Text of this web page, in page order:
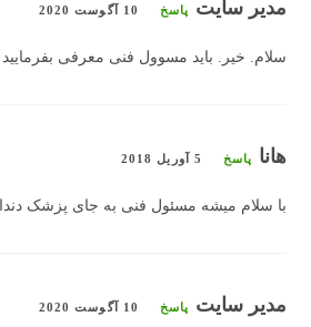
مدیر سایت پاسخ 10 آگوست 2020
سلام. خیر. باید مسوول فنی معرفی بفرمایید
هانا پاسخ 5 آوریل 2018
با سلام میشه مسئول فنی به جای پزشک
مدیر سایت پاسخ 10 آگوست 2020